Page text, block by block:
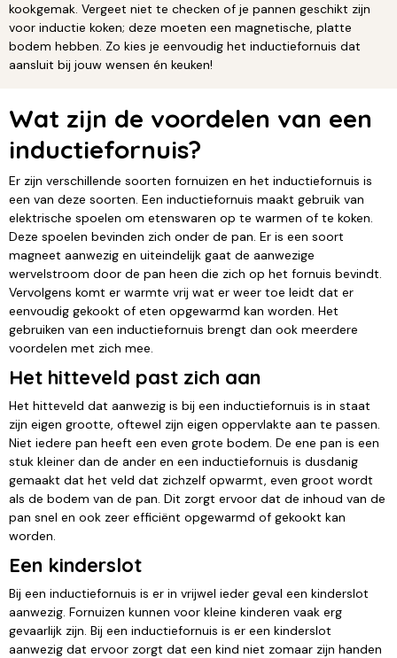
kookgemak. Vergeet niet te checken of je pannen geschikt zijn
voor inductie koken; deze moeten een magnetische, platte
bodem hebben. Zo kies je eenvoudig het inductiefornuis dat
aansluit bij jouw wensen én keuken!
Wat zijn de voordelen van een
inductiefornuis?
Er zijn verschillende soorten fornuizen en het inductiefornuis is
een van deze soorten. Een inductiefornuis maakt gebruik van
elektrische spoelen om etenswaren op te warmen of te koken.
Deze spoelen bevinden zich onder de pan. Er is een soort
magneet aanwezig en uiteindelijk gaat de aanwezige
wervelstroom door de pan heen die zich op het fornuis bevindt.
Vervolgens komt er warmte vrij wat er weer toe leidt dat er
eenvoudig gekookt of eten opgewarmd kan worden. Het
gebruiken van een inductiefornuis brengt dan ook meerdere
voordelen met zich mee.
Het hitteveld past zich aan
Het hitteveld dat aanwezig is bij een inductiefornuis is in staat
zijn eigen grootte, oftewel zijn eigen oppervlakte aan te passen.
Niet iedere pan heeft een even grote bodem. De ene pan is een
stuk kleiner dan de ander en een inductiefornuis is dusdanig
gemaakt dat het veld dat zichzelf opwarmt, even groot wordt
als de bodem van de pan. Dit zorgt ervoor dat de inhoud van de
pan snel en ook zeer efficiënt opgewarmd of gekookt kan
worden.
Een kinderslot
Bij een inductiefornuis is er in vrijwel ieder geval een kinderslot
aanwezig. Fornuizen kunnen voor kleine kinderen vaak erg
gevaarlijk zijn. Bij een inductiefornuis is er een kinderslot
aanwezig dat ervoor zorgt dat een kind niet zomaar zijn handen